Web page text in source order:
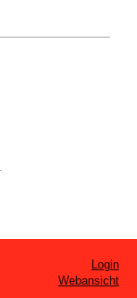
Login
Webansicht